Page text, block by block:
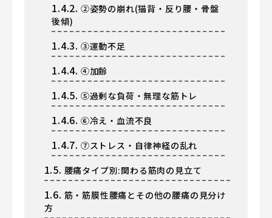
1.4.2. ②姿勢の崩れ(猫背・反り腰・骨盤
後傾)
1.4.3. ③運動不足
1.4.4. ④加齢
1.4.5. ⑤過剰な負荷・無理な筋トレ
1.4.6. ⑥冷え・血流不良
1.4.7. ⑦ストレス・自律神経の乱れ
1.5. 腰痛タイプ別:関わる筋肉の見立て
1.6. 筋・筋膜性腰痛とその他の腰痛の見分け
方